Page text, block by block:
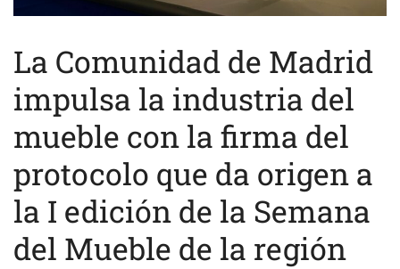
La Comunidad de Madrid
impulsa la industria del
mueble con la firma del
protocolo que da origen a
la I edición de la Semana
del Mueble de la región